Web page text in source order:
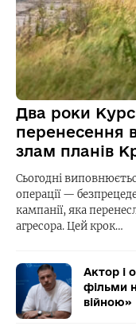
Два роки
перенесення
злам планів
Сьогодні
операції —
кампанії, яка
агресора. Цей крок…
Актор і
фільми
війною»